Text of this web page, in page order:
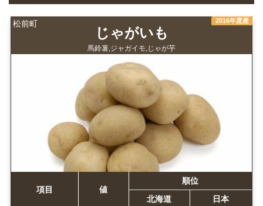
松前町 2016年度産
じゃがいも
馬鈴薯,ジャガイモ,じゃが芋
項目 値
順位
北海道
日本